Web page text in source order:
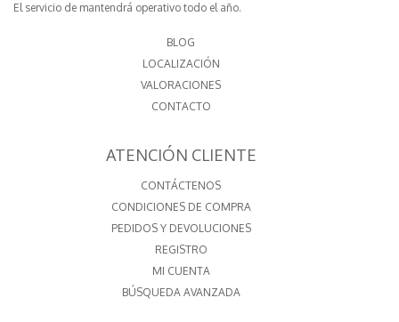
El servicio de mantendrá operativo todo el año.
BLOG
LOCALIZACIÓN
VALORACIONES
CONTACTO
ATENCIÓN CLIENTE
CONTÁCTENOS
CONDICIONES DE COMPRA
PEDIDOS Y DEVOLUCIONES
REGISTRO
MI CUENTA
BÚSQUEDA AVANZADA